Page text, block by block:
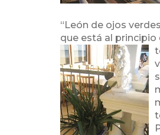
“León de ojos
que está al principio